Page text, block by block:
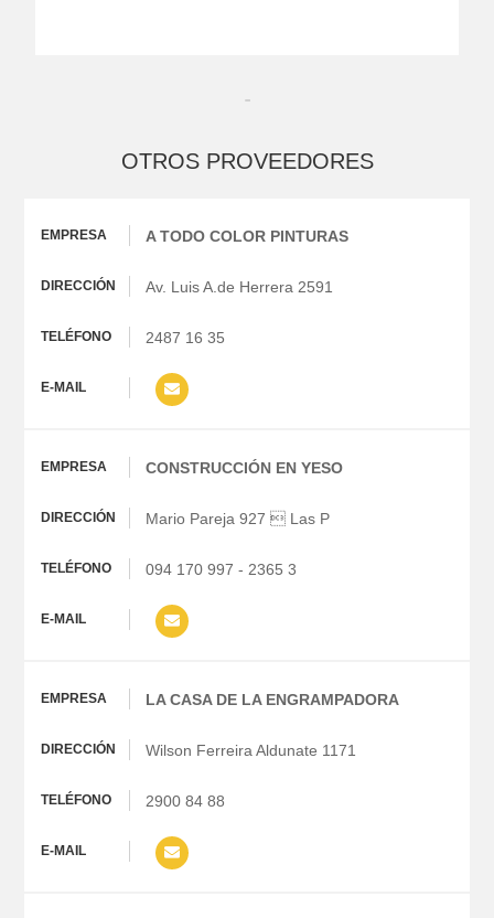
OTROS PROVEEDORES
A TODO COLOR PINTURAS
Av. Luis A.de Herrera 2591
2487 16 35
CONSTRUCCIÓN EN YESO
Mario Pareja 927  Las P
094 170 997 - 2365 3
LA CASA DE LA ENGRAMPADORA
Wilson Ferreira Aldunate 1171
2900 84 88